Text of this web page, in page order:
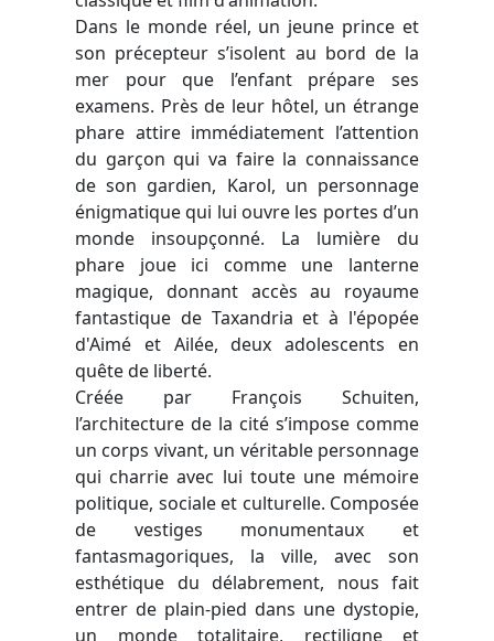
Dans le monde réel, un jeune prince et
son précepteur s’isolent au bord de la
mer pour que l’enfant prépare ses
examens. Près de leur hôtel, un étrange
phare attire immédiatement l’attention
du garçon qui va faire la connaissance
de son gardien, Karol, un personnage
énigmatique qui lui ouvre les portes d’un
monde insoupçonné. La lumière du
phare joue ici comme une lanterne
magique, donnant accès au royaume
fantastique de Taxandria et à l'épopée
d'Aimé et Ailée, deux adolescents en
quête de liberté.
Créée par François Schuiten,
l’architecture de la cité s’impose comme
un corps vivant, un véritable personnage
qui charrie avec lui toute une mémoire
politique, sociale et culturelle. Composée
de vestiges monumentaux et
fantasmagoriques, la ville, avec son
esthétique du délabrement, nous fait
entrer de plain-pied dans une dystopie,
un monde totalitaire, rectiligne et